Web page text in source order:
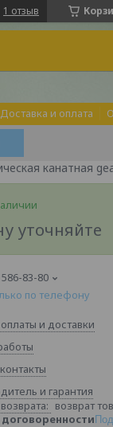
1 отзыв
Доставка и оплата
канатная
уточняйте
83-80
по телефону
и доставки
и гарантия
возврат
договоренности